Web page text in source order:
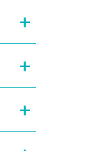
+
+
+